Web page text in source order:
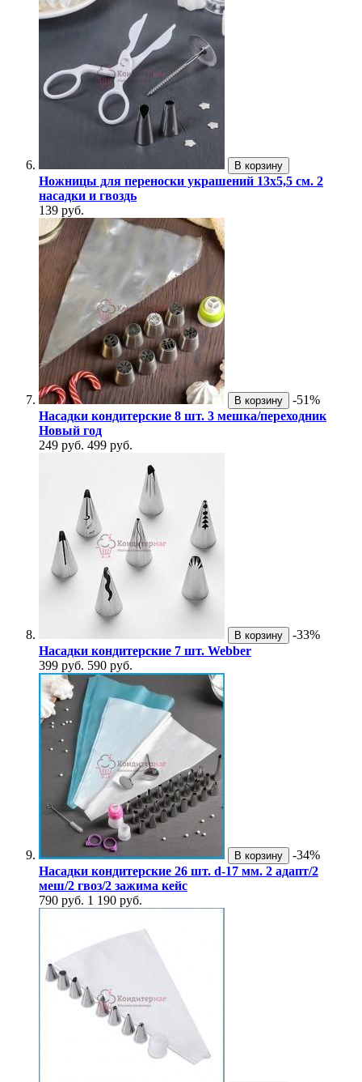
В корзину
Ножницы для переноски украшений 13х5,5 см. 2
насадки и гвоздь
139 руб.
В корзину
-51%
Насадки кондитерские 8 шт. 3 мешка/переходник
Новый год
249 руб. 499 руб.
В корзину
-33%
Насадки кондитерские 7 шт. Webber
399 руб. 590 руб.
В корзину
-34%
Насадки кондитерские 26 шт. d-17 мм. 2 адапт/2
меш/2 гвоз/2 зажима кейс
790 руб. 1 190 руб.